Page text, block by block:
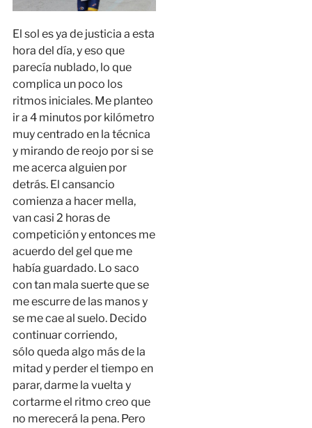
El sol es ya de justicia a esta
hora del día, y eso que
parecía nublado, lo que
complica un poco los
ritmos iniciales. Me planteo
ir a 4 minutos por kilómetro
muy centrado en la técnica
y mirando de reojo por si se
me acerca alguien por
detrás. El cansancio
comienza a hacer mella,
van casi 2 horas de
competición y entonces me
acuerdo del gel que me
había guardado. Lo saco
con tan mala suerte que se
me escurre de las manos y
se me cae al suelo. Decido
continuar corriendo,
sólo queda algo más de la
mitad y perder el tiempo en
parar, darme la vuelta y
cortarme el ritmo creo que
no merecerá la pena. Pero